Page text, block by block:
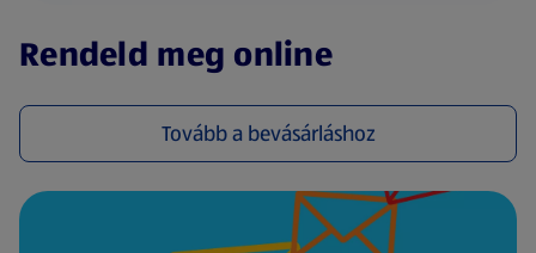
Rendeld meg online
Tovább a bevásárláshoz
(új oldalon nyílik meg)